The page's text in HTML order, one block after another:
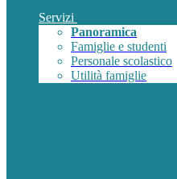
Servizi
Panoramica
Famiglie e studenti
Personale scolastico
Utilità famiglie